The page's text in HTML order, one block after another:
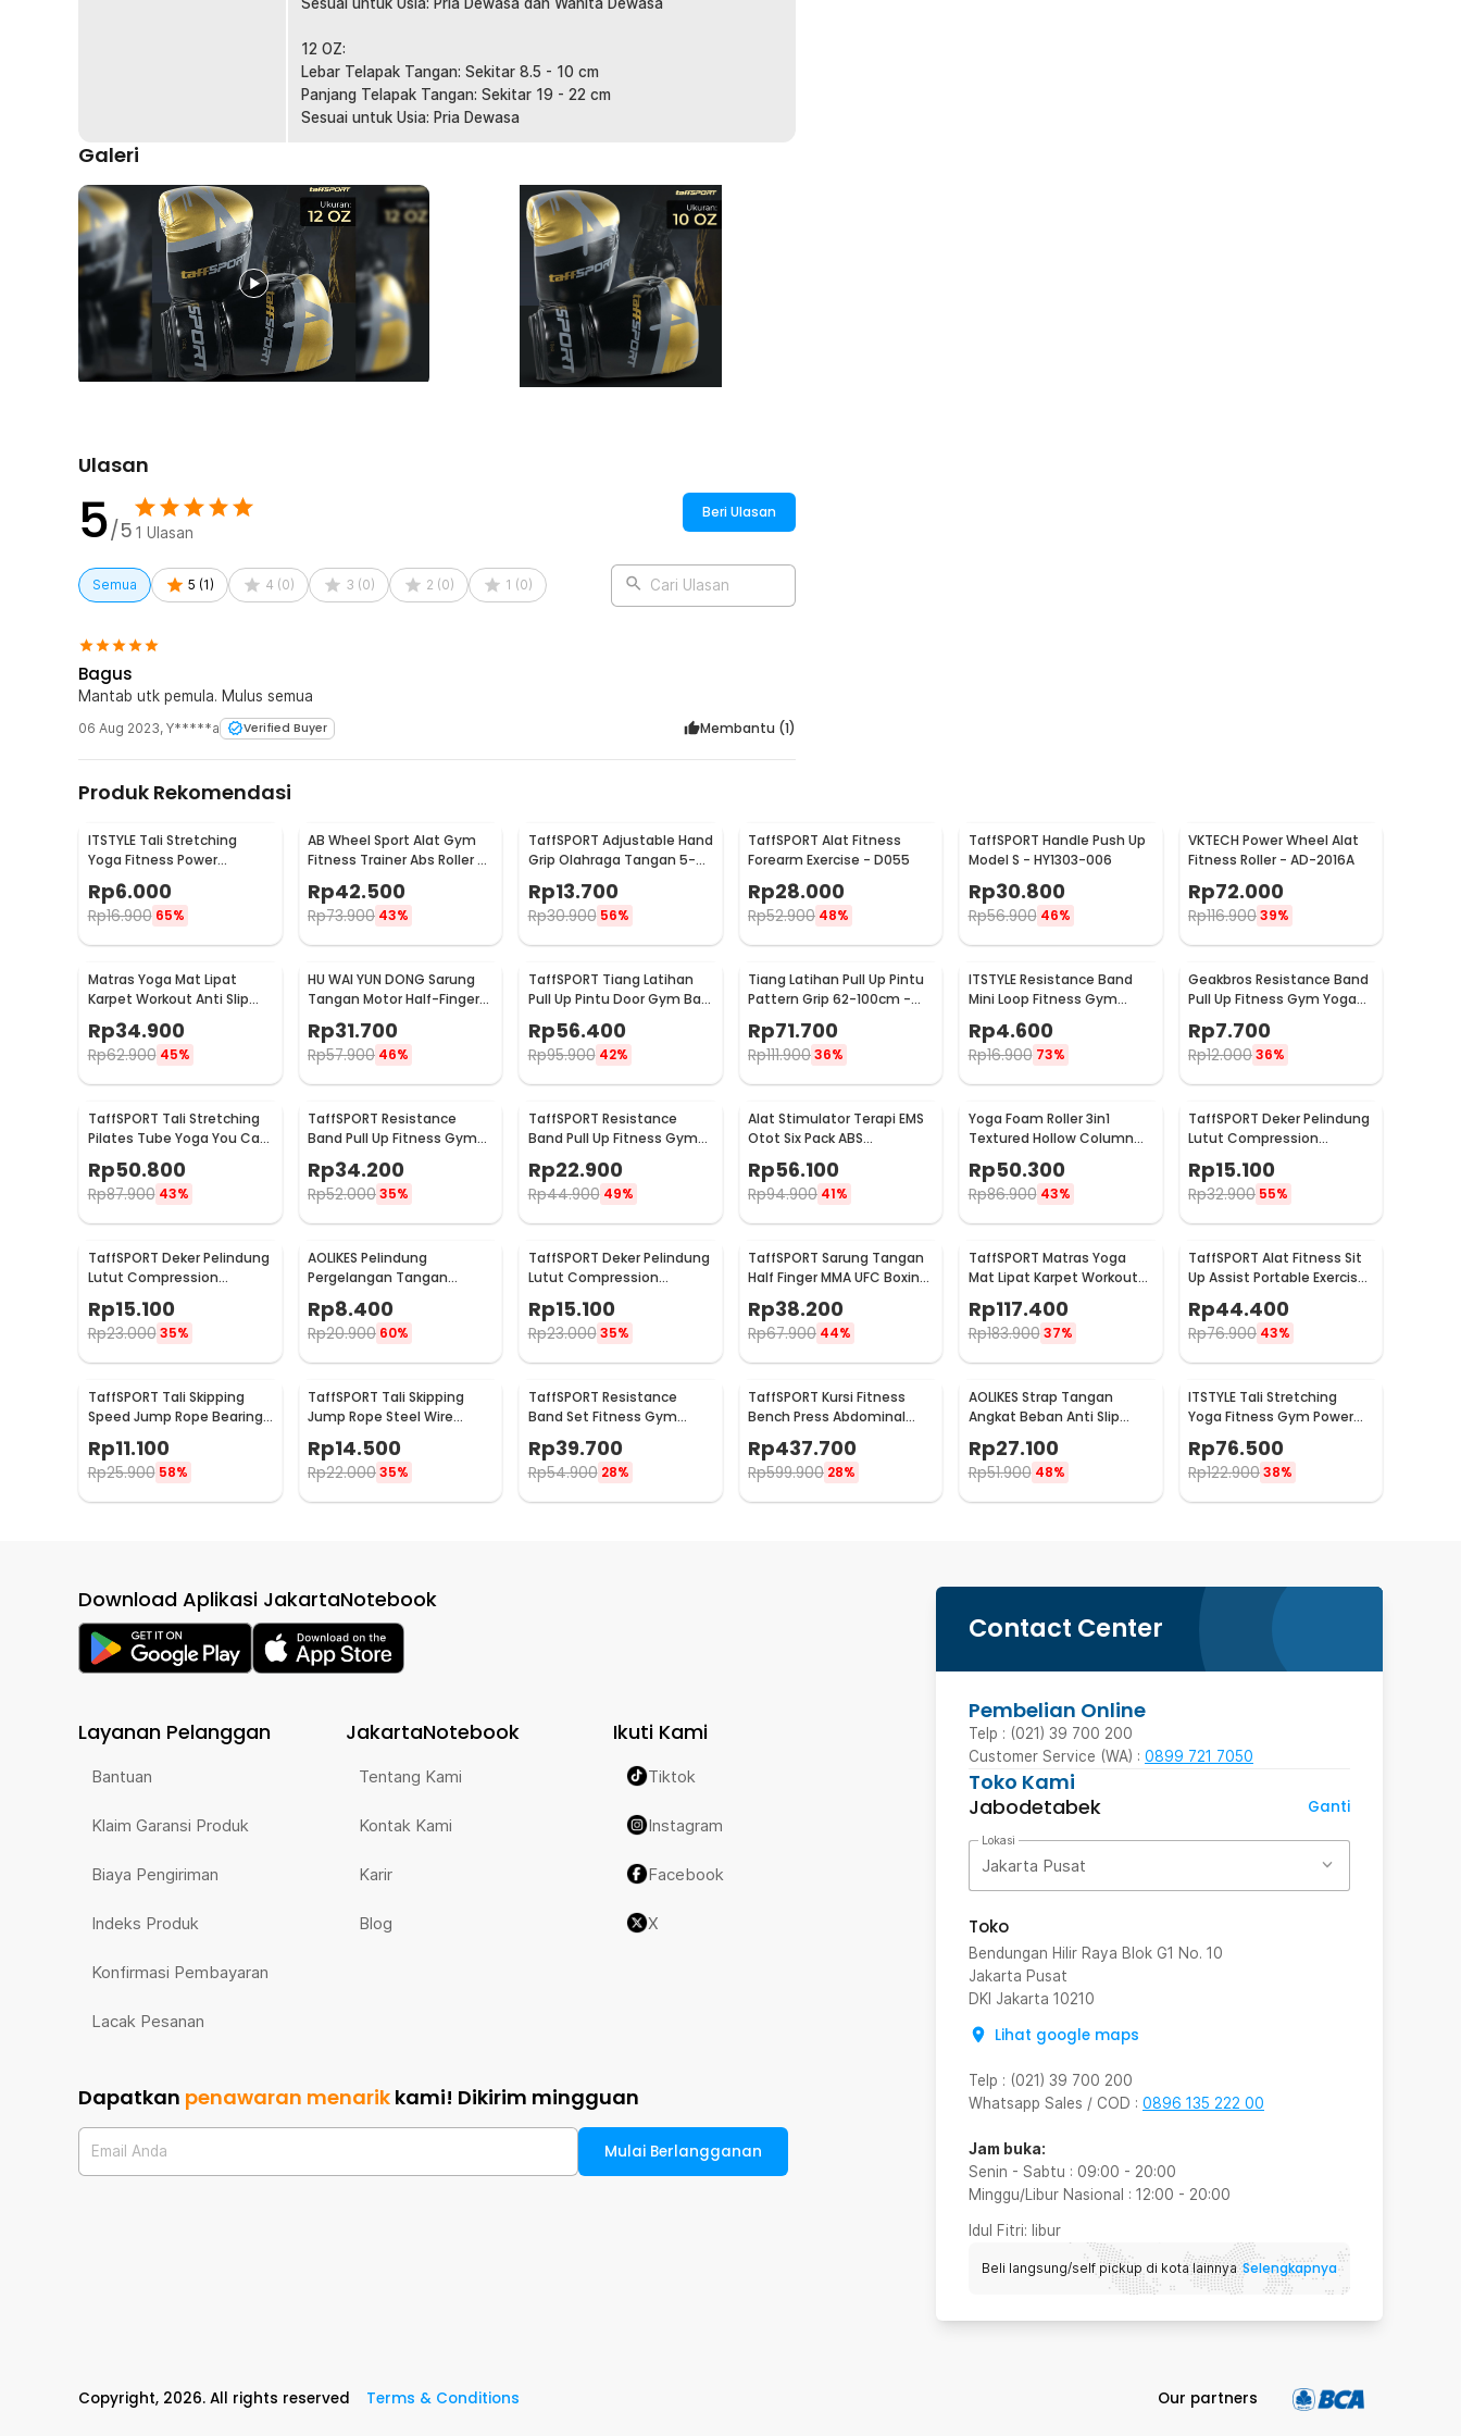
yang lama, karena membantu menjaga tangan tetap kering dan bebas dari kelembapan. Dengan
tangan yang tetap kering, Anda bisa berlatih lebih nyaman dan fokus tanpa gangguan, serta
menghindari risiko iritasi atau lecet.
Cocok untuk Berbagai Jenis Olahraga Bela Diri
TaffSPORT WOESAD dirancang untuk digunakan dalam berbagai jenis olahraga bela diri seperti
beragam jenis latihan dan sparring, sehingga Anda bisa menggunakannya dengan percaya diri
dalam setiap aktivitas olahraga bela diri.
Kelengkapan Produk
Rincian yang Anda dapatkan untuk pembelian produk ini:
1 Pasang TaffSPORT WOESAD Sarung Tangan Tinju MMA UFC Boxing Muay Thai Glove -
WSD-85
12 OZ:
Lebar Telapak Tangan: Sekitar 8.5 - 10 cm
Panjang Telapak Tangan: Sekitar 19 - 22 cm
Sesuai untuk Usia: Pria Dewasa
Galeri
Ulasan
5/5 1 Ulasan
Beri Ulasan
Semua 5 (1 ) 4 (0) 3 (0) 2 (0) 1 (0) Cari Ulasan
Bagus
Mantab utk pemula. Mulus semua
06 Aug 2023, Y*****a Verified Buyer Membantu (1)
Produk Rekomendasi
ITSTYLE Tali Stretching
Yoga Fitness Power
Resistance With Foam
Handle - TT007N
Rp6.000
Rp16.900 65%
AB Wheel Sport Alat Gym
Fitness Trainer Abs Roller -
YY-1601
Rp42.500
Rp73.900 43%
TaffSPORT Adjustable Hand
Grip Olahraga Tangan 5-
60kg - TPR
Rp13.700
Rp30.900 56%
TaffSPORT Alat Fitness
Forearm Exercise - D055
Rp28.000
Rp52.900 48%
TaffSPORT Handle Push Up
Model S - HY1303-006
Rp30.800
Rp56.900 46%
VKTECH Power Wheel Alat
Fitness Roller - AD-2016A
Rp72.000
Rp116.90039%
Matras Yoga Mat Lipat
Karpet Workout Anti Slip
PVC 173x61cm - Q4
Rp34.900
Rp62.900 45%
HU WAI YUN DONG Sarung
Tangan Motor Half-Finger
Anti Slip Riding Glove L -
HWYD
Rp31.700
Rp57.900 46%
TaffSPORT Tiang Latihan
Pull Up Pintu Door Gym Bar
Solid Grip 62-100cm -
HW139501
Rp56.400
Rp95.900 42%
Tiang Latihan Pull Up Pintu
Pattern Grip 62-100cm -
1604
Rp71.700
Rp111.90036%
ITSTYLE Resistance Band
Mini Loop Fitness Gym
Yoga Pilates Latex - ITS05
Rp4.600
Rp16.900 73%
Geakbros Resistance Band
Pull Up Fitness Gym Yoga
Pilates Karet TPR - GK-
YG34
Rp7.700
Rp12.00036%
TaffSPORT Tali Stretching
Pilates Tube Yoga You Can
Do It 11 Set - R11
Rp50.800
Rp87.900 43%
TaffSPORT Resistance
Band Pull Up Fitness Gym
Yoga Pilates Latex Size L -
Y66OR
Rp34.200
Rp52.00035%
TaffSPORT Resistance
Band Pull Up Fitness Gym
Yoga Pilates Latex Size M -
Y66OR
Rp22.900
Rp44.900 49%
Alat Stimulator Terapi EMS
Otot Six Pack ABS
Abdominal Muscle - 068R2
Rp56.100
Rp94.900 41%
Yoga Foam Roller 3in1
Textured Hollow Column
EVA 25.5cm - H0031
Rp50.300
Rp86.900 43%
TaffSPORT Deker Pelindung
Lutut Compression
Kneepad Gym Fitness 1 PCS
M - SS7
Rp15.100
Rp32.900 55%
TaffSPORT Deker Pelindung
Lutut Compression
Kneepad Gym Fitness 1 PCS
L - SS7
Rp15.100
Rp23.000 35%
AOLIKES Pelindung
Pergelangan Tangan
Support Fitness Olahraga -
1526
Rp8.400
Rp20.900 60%
TaffSPORT Deker Pelindung
Lutut Compression
Kneepad Gym Fitness 1 PCS
XL - SS7
Rp15.100
Rp23.000 35%
TaffSPORT Sarung Tangan
Half Finger MMA UFC Boxing
PU Leather Gloves - FE-
BO0027
Rp38.200
Rp67.900 44%
TaffSPORT Matras Yoga
Mat Lipat Karpet Workout
Anti Slip TPE 183x61cm -
PROlite 60
Rp117.400
Rp183.900 37%
TaffSPORT Alat Fitness Sit
Up Assist Portable Exercise
Equipment - CM001
Rp44.400
Rp76.900 43%
TaffSPORT Tali Skipping
Speed Jump Rope Bearing
Non Slip Sports Weight -
JR05
Rp11.100
Rp25.900 58%
TaffSPORT Tali Skipping
Jump Rope Steel Wire
Bearing 3M - D053
Rp14.500
Rp22.00035%
TaffSPORT Resistance
Band Set Fitness Gym
Yoga Pilates 11 PCS - YR2-11
Rp39.700
Rp54.900 28%
TaffSPORT Kursi Fitness
Bench Press Abdominal
Muscle Foldable - YC-300
Rp437.700
Rp599.900 28%
AOLIKES Strap Tangan
Angkat Beban Anti Slip
Strap Weight Lifting 2 PCS -
7635
Rp27.100
Rp51.900 48%
ITSTYLE Tali Stretching
Yoga Fitness Gym Power
Rope - P3PRO
Rp76.500
Rp122.90038%
Contact Center
Pembelian Online
Telp : (021) 39 700 200
Customer Service (WA) : 0899 721 7050
Toko Kami
Jabodetabek
Ganti
Lokasi
Jakarta Pusat
Toko
Bendungan Hilir Raya Blok G1 No. 10
Jakarta Pusat
DKI Jakarta 10210
Lihat google maps
Telp : (021) 39 700 200
Whatsapp Sales / COD : 0896 135 222 00
Jam buka:
Senin - Sabtu : 09:00 - 20:00
Minggu/Libur Nasional : 12:00 - 20:00
Idul Fitri: libur
Beli langsung/self pickup di kota lainnya Selengkapnya
Download Aplikasi JakartaNotebook
Layanan Pelanggan
Bantuan
Klaim Garansi Produk
Biaya Pengiriman
Indeks Produk
Konfirmasi Pembayaran
Lacak Pesanan
JakartaNotebook
Tentang Kami
Kontak Kami
Karir
Blog
Ikuti Kami
Tiktok
Instagram
Facebook
X
Dapatkan penawaran menarik kami! Dikirim mingguan
Email Anda Mulai Berlangganan
Copyright, 2026. All rights reserved Terms & Conditions Our partners